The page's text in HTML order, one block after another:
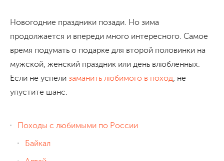
Новогодние праздники позади. Но зима
продолжается и впереди много интересного. Самое
время подумать о подарке для второй половинки на
мужской, женский праздник или день влюбленных.
Если не успели заманить любимого в поход, не
упустите шанс.
Походы с любимыми по России
Байкал